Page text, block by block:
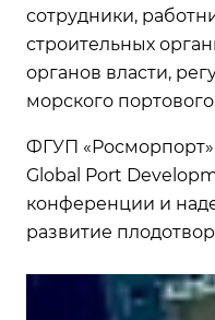
сотрудники,
строительных
органов власти,
морского
ФГУП
Global Port
конференции и
развитие